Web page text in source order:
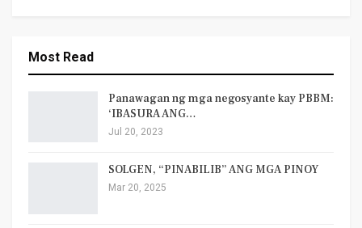
Most Read
Panawagan ng mga negosyante kay PBBM:
‘IBASURA ANG…
Jul 20, 2023
SOLGEN, “PINABILIB” ANG MGA PINOY
Mar 20, 2025